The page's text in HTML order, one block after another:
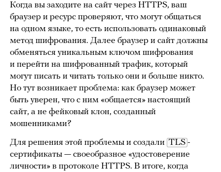
Когда вы заходите на сайт через HTTPS, ваш
браузер и ресурс проверяют, что могут общаться
на одном языке, то есть использовать одинаковый
метод шифрования. Далее браузер и сайт должны
обменяться уникальным ключом шифрования
и перейти на шифрованный трафик, который
могут писать и читать только они и больше никто.
Но тут возникает проблема: как браузер может
быть уверен, что с ним «общается» настоящий
сайт, а не фейковый клон, созданный
мошенниками?
Для решения этой проблемы и создали TLS -
сертификаты — своеобразное «удостоверение
личности» в протоколе HTTPS. В итоге, когда